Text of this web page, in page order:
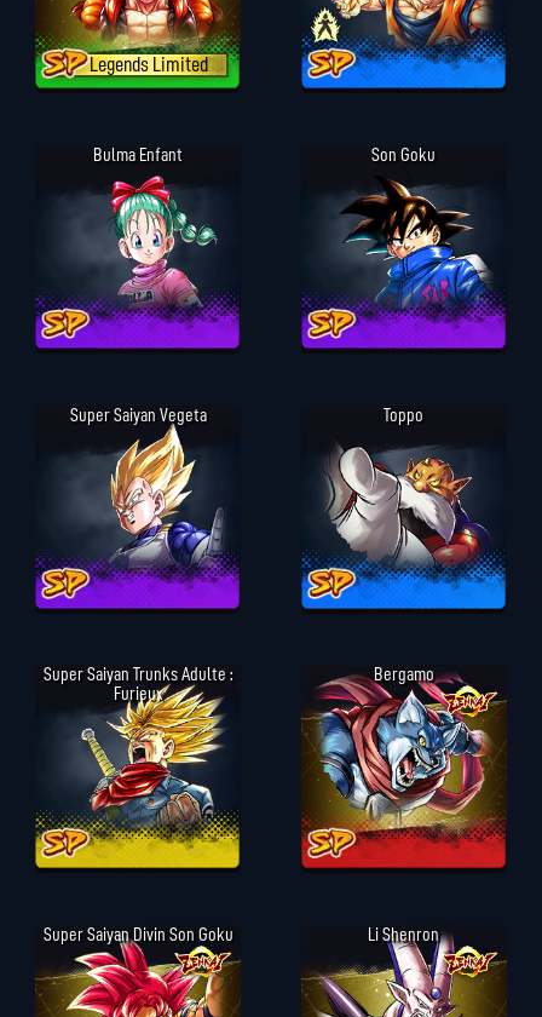
Legends Limited
Bulma Enfant Son Goku
Super Saiyan Vegeta Toppo
Super Saiyan Trunks Adulte :
Furieux
Bergamo
Super Saiyan Divin Son Goku Li Shenron